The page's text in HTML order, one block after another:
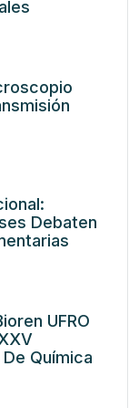
Debaten
UFRO
Química